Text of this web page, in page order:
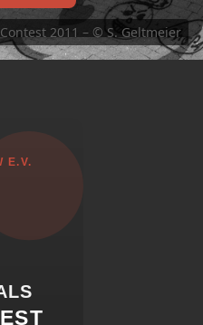
Contest 2011 – © S. Geltmeier